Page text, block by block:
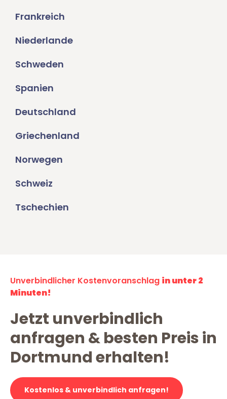
Frankreich
Niederlande
Schweden
Spanien
Deutschland
Griechenland
Norwegen
Schweiz
Tschechien
Unverbindlicher Kostenvoranschlag in unter 2
Minuten!
Jetzt unverbindlich
anfragen & besten Preis in
Dortmund erhalten!
Kostenlos & unverbindlich anfragen!